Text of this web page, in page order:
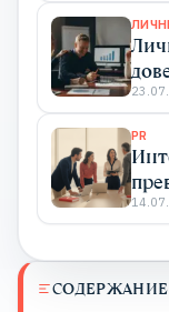
СОДЕРЖАНИЕ
PR